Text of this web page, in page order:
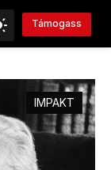
Támogass
IMPAKT